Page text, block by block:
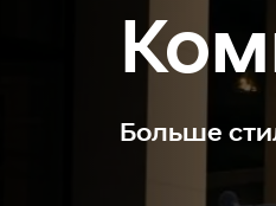
Больше